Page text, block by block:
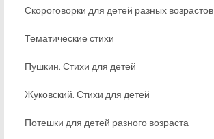
Скороговорки для детей разных возрастов
Тематические стихи
Пушкин. Стихи для детей
Жуковский. Стихи для детей
Потешки для детей разного возраста